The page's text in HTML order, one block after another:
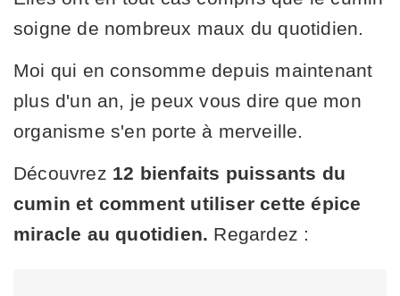
soigne de nombreux maux du quotidien.
Moi qui en consomme depuis maintenant
plus d'un an, je peux vous dire que mon
organisme s'en porte à merveille.
Découvrez 12 bienfaits puissants du
cumin et comment utiliser cette épice
miracle au quotidien. Regardez :